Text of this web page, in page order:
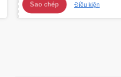
Sao chép Điều kiện